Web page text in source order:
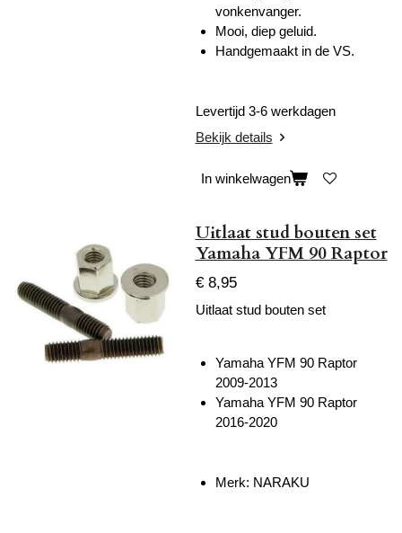
vonkenvanger.
Mooi, diep geluid.
Handgemaakt in de VS.
Levertijd 3-6 werkdagen
Bekijk details
In winkelwagen
Uitlaat stud bouten set
Yamaha YFM 90 Raptor
€ 8,95
Uitlaat stud bouten set
Yamaha YFM 90 Raptor
2009-2013
Yamaha YFM 90 Raptor
2016-2020
Merk: NARAKU